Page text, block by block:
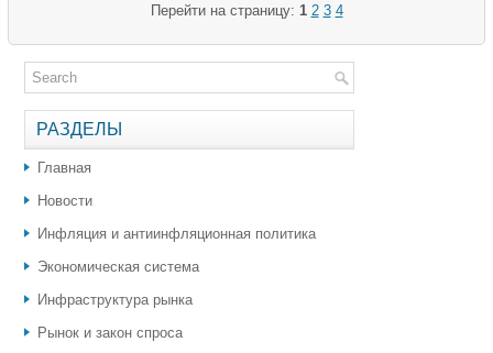
Перейти на страницу: 1 2 3 4
РАЗДЕЛЫ
Главная
Новости
Инфляция и антиинфляционная политика
Экономическая система
Инфраструктура рынка
Рынок и закон спроса